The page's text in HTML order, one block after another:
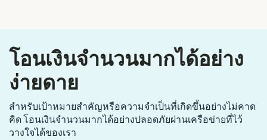
โอนเงินจำนวนมากได้อย่าง
ง่ายดาย
สำหรับเป้าหมายสำคัญหรือความจำเป็นที่เกิดขึ้นอย่างไม่คาด
คิด โอนเงินจำนวนมากได้อย่างปลอดภัยผ่านเครือข่ายที่ไว้
วางใจได้ของเรา